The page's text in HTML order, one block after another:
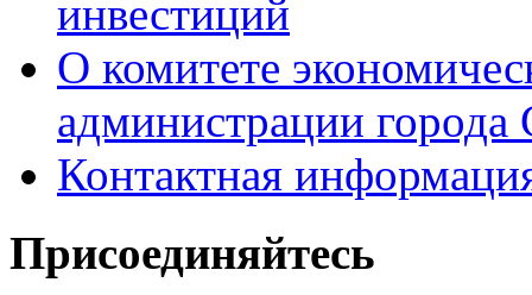
инвестиций
О комитете
администрации города
Контактная
Присоединяйтесь